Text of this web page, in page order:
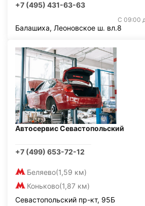
+7 (495) 431-63-63
С 09:00
Балашиха, Леоновское ш. вл.8
Автосервис Севастопольский
+7 (499) 653-72-12
Беляево(1,59 км)
Коньково(1,87 км)
Севастопольский пр-кт, 95Б